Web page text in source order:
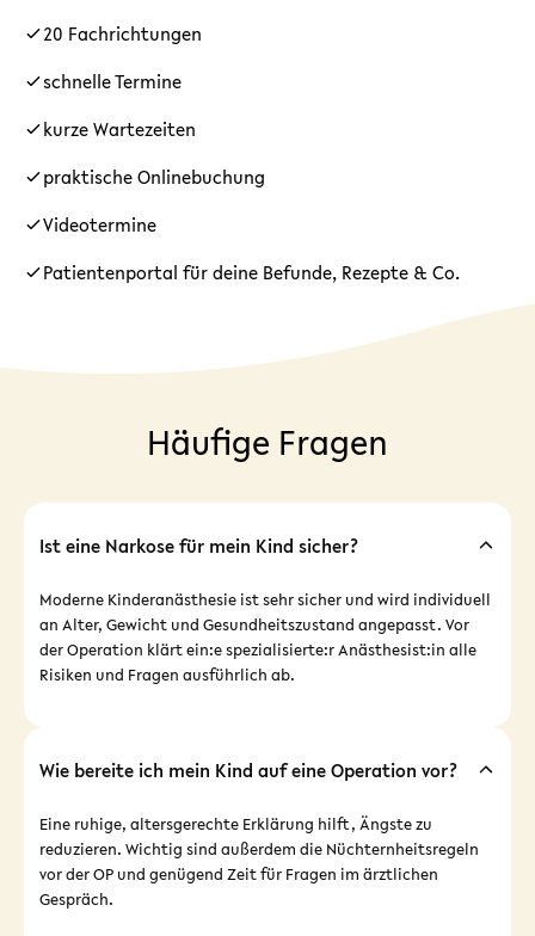
20 Fachrichtungen
schnelle Termine
kurze Wartezeiten
praktische Onlinebuchung
Videotermine
Patientenportal für deine Befunde, Rezepte & Co.
Häufige Fragen
Ist eine Narkose für mein Kind sicher?
Moderne Kinderanästhesie ist sehr sicher und wird individuell
an Alter, Gewicht und Gesundheitszustand angepasst. Vor
der Operation klärt ein:e spezialisierte:r Anästhesist:in alle
Risiken und Fragen ausführlich ab.
Wie bereite ich mein Kind auf eine Operation vor?
Eine ruhige, altersgerechte Erklärung hilft, Ängste zu
reduzieren. Wichtig sind außerdem die Nüchternheitsregeln
vor der OP und genügend Zeit für Fragen im ärztlichen
Gespräch.